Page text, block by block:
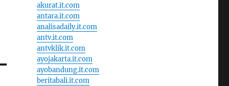
akurat.it.com
antara.it.com
analisadaily.it.com
antv.it.com
antvklik.it.com
ayojakarta.it.com
ayobandung.it.com
beritabali.it.com